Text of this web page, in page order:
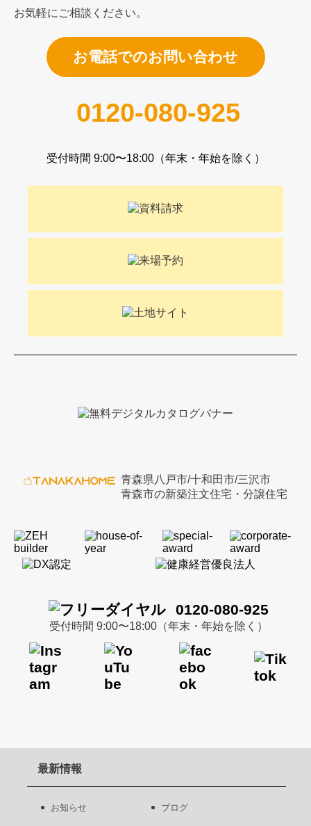
お気軽にご相談ください。
お電話でのお問い合わせ
0120-080-925
受付時間 9:00〜18:00（年末・年始を除く）
青森県八戸市/十和田市/三沢市
青森市の新築注文住宅・分譲住宅
0120-080-925
受付時間 9:00〜18:00（年末・年始を除く）
最新情報
お知らせ ブログ